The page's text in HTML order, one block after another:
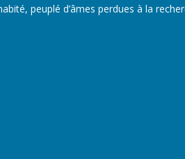
peuplé d’âmes perdues à la